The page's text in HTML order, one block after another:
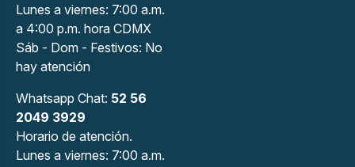
Lunes a viernes: 7:00 a.m.
a 4:00 p.m. hora CDMX
Sáb - Dom - Festivos: No
hay atención
Whatsapp Chat: 52 56
2049 3929
Horario de atención.
Lunes a viernes: 7:00 a.m.